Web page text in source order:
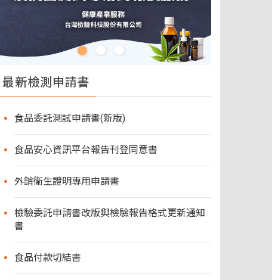
最新檢測申請書
食品委託測試申請書(新版)
食品安心資訊平台報告刊登同意書
外銷衛生證明專用申請書
檢驗委託申請書改版與檢驗報告格式更新通知
書
食品付款切結書